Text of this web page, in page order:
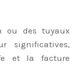
ou des tuyaux
significatives,
et la facture